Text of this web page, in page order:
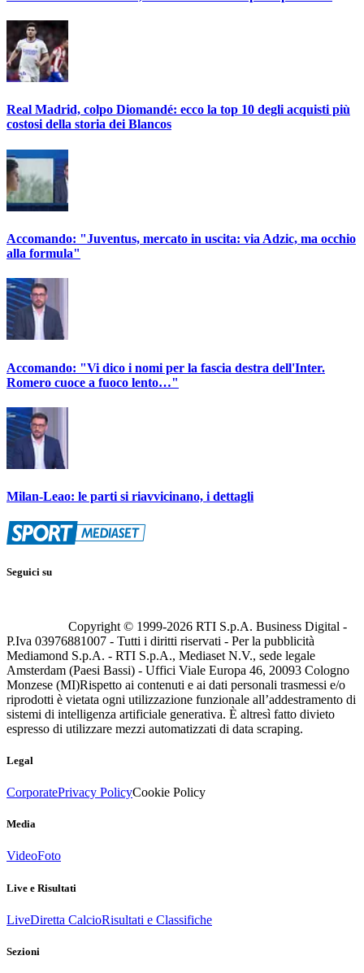
Real Madrid, colpo Diomandé: ecco la top 10 degli acquisti più
costosi della storia dei Blancos
Accomando: "Juventus, mercato in uscita: via Adzic, ma occhio
alla formula"
Accomando: "Vi dico i nomi per la fascia destra dell'Inter.
Romero cuoce a fuoco lento…"
Milan-Leao: le parti si riavvicinano, i dettagli
Seguici su
Copyright © 1999-2026 RTI S.p.A. Business Digital -
P.Iva 03976881007 - Tutti i diritti riservati - Per la pubblicità
Mediamond S.p.A. - RTI S.p.A., Mediaset N.V., sede legale
Amsterdam (Paesi Bassi) - Uffici Viale Europa 46, 20093 Cologno
Monzese (MI)Rispetto ai contenuti e ai dati personali trasmessi e/o
riprodotti è vietata ogni utilizzazione funzionale all’addestramento di
sistemi di intelligenza artificiale generativa. È altresì fatto divieto
espresso di utilizzare mezzi automatizzati di data scraping.
Legal
CorporatePrivacy PolicyCookie Policy
Media
VideoFoto
Live e Risultati
LiveDiretta CalcioRisultati e Classifiche
Sezioni